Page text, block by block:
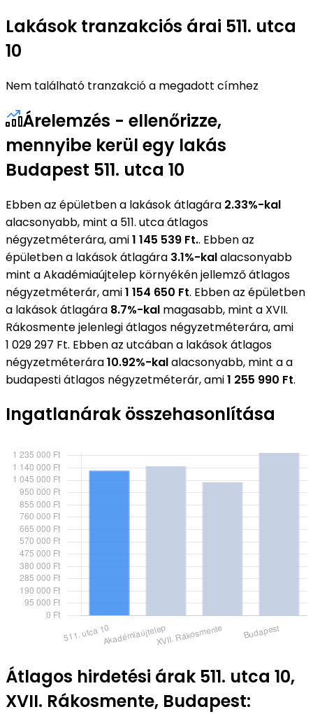
Lakások tranzakciós árai 511. utca
10
Nem található tranzakció a megadott címhez
Árelemzés - ellenőrizze,
mennyibe kerül egy lakás
Budapest 511. utca 10
Ebben az épületben a lakások átlagára 2.33%-kal
alacsonyabb, mint a 511. utca átlagos
négyzetméterára, ami1 145 539 Ft.. Ebben az
épületben a lakások átlagára 3.1%-kalalacsonyabb
mint a Akadémiaújtelep környékén jellemző átlagos
négyzetméterár, ami1 154 650 Ft. Ebben az épületben
a lakások átlagára 8.7%-kal magasabb, mint a XVII.
Rákosmente jelenlegi átlagos négyzetméterára, ami
1 029 297 Ft. Ebben az utcában a lakások átlagos
négyzetméterára10.92%-kalalacsonyabb, mint a a
budapesti átlagos négyzetméterár, ami1 255 990 Ft.
Ingatlanárak összehasonlítása
Átlagos hirdetési árak 511. utca 10,
XVII. Rákosmente, Budapest: